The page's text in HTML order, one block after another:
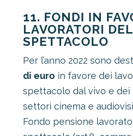
11. FONDI IN
LAVORATORI
SPETTACOLO
Per l’anno 2022 sono
di euro in favore dei
spettacolo dal vivo e dei
settori cinema e
Fondo pensione